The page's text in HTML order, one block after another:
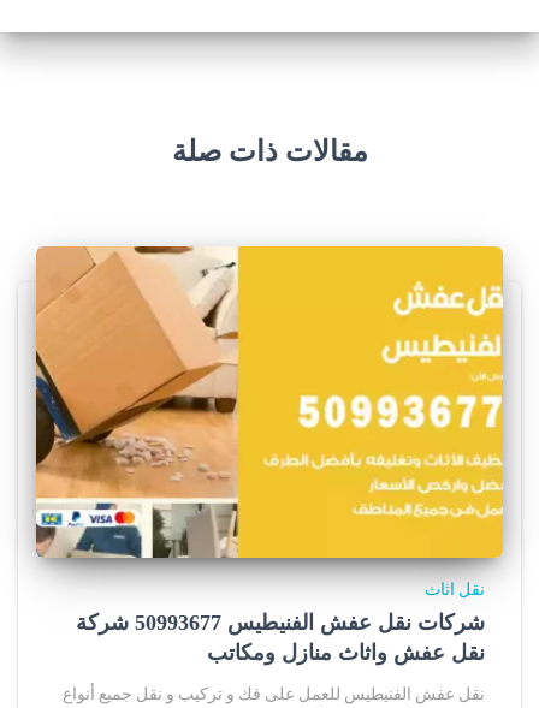
مقالات ذات صلة
نقل اثاث
شركات نقل عفش الفنيطيس 50993677 شركة
نقل عفش واثاث منازل ومكاتب
نقل عفش الفنيطيس للعمل على فك و تركيب و نقل جميع أنواع